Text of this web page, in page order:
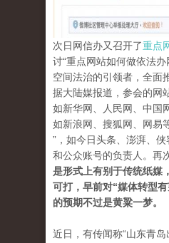
次日网信办又召开了重点
讨“重点网站如何做依法
空间法治的引领者，全面
据大陆媒报道，参会的网
如新华网、人民网、中国
如新浪网、搜狐网、网易
”，如今日头条、澎湃、
和公众账号的负责人。再
是形式上有别于传统纸媒
可打，早前对“媒体转型
的预期不过是黄粱一梦。
近日，有传闻称“山东青